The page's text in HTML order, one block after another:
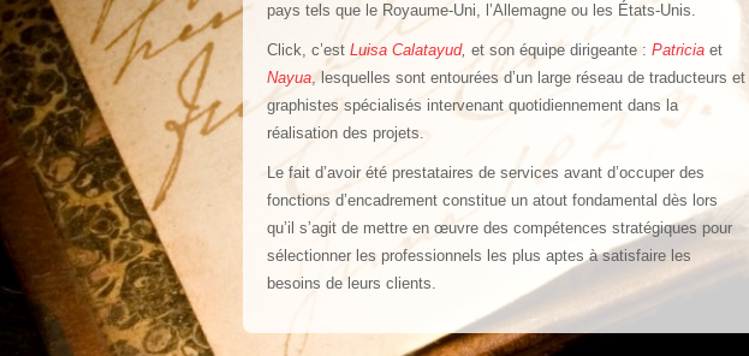
pays tels que le Royaume-Uni, l’Allemagne ou les États-Unis.
Click, c’est Luisa Calatayud, et son équipe dirigeante : Patricia et
Nayua, lesquelles sont entourées d’un large réseau de traducteurs et
graphistes spécialisés intervenant quotidiennement dans la
réalisation des projets.
Le fait d’avoir été prestataires de services avant d’occuper des
fonctions d’encadrement constitue un atout fondamental dès lors
qu’il s’agit de mettre en œuvre des compétences stratégiques pour
sélectionner les professionnels les plus aptes à satisfaire les
besoins de leurs clients.